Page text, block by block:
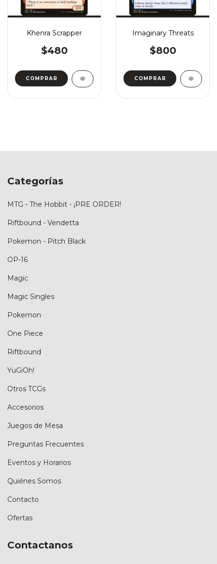
Khenra Scrapper
$480
COMPRAR
Imaginary Threats
$800
COMPRAR
Categorías
MTG - The Hobbit - ¡PRE ORDER!
Riftbound - Vendetta
Pokemon - Pitch Black
OP-16
Magic
Magic Singles
Pokemon
One Piece
Riftbound
YuGiOh!
Otros TCGs
Accesorios
Juegos de Mesa
Preguntas Frecuentes
Eventos y Horarios
Quiénes Somos
Contacto
Ofertas
Contactanos